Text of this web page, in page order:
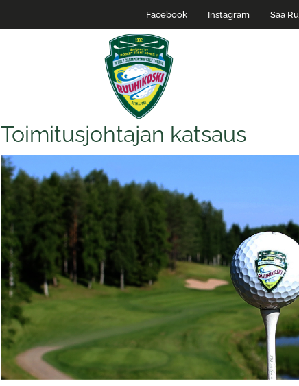
Facebook Instagram Sää
Toimitusjohtajan katsaus